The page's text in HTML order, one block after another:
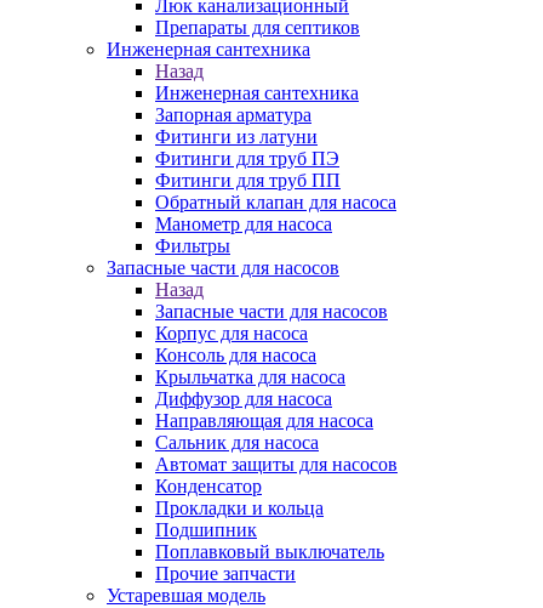
Люк канализационный
Препараты для септиков
Инженерная сантехника
Назад
Инженерная сантехника
Запорная арматура
Фитинги из латуни
Фитинги для труб ПЭ
Фитинги для труб ПП
Обратный клапан для насоса
Манометр для насоса
Фильтры
Запасные части для насосов
Назад
Запасные части для насосов
Корпус для насоса
Консоль для насоса
Крыльчатка для насоса
Диффузор для насоса
Направляющая для насоса
Сальник для насоса
Автомат защиты для насосов
Конденсатор
Прокладки и кольца
Подшипник
Поплавковый выключатель
Прочие запчасти
Устаревшая модель